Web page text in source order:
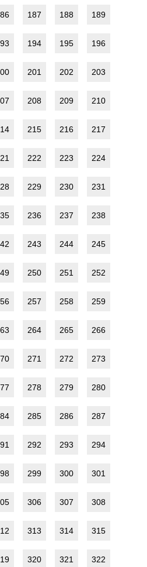
187 188 189
194 195 196
201 202 203
208 209 210
215 216 217
222 223 224
229 230 231
236 237 238
243 244 245
250 251 252
257 258 259
264 265 266
271 272 273
278 279 280
285 286 287
292 293 294
299 300 301
306 307 308
313 314 315
320 321 322